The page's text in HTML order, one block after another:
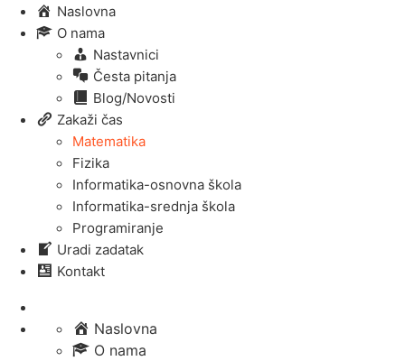
Naslovna
O nama
Nastavnici
Česta pitanja
Blog/Novosti
Zakaži čas
Matematika
Fizika
Informatika-osnovna škola
Informatika-srednja škola
Programiranje
Uradi zadatak
Kontakt
Naslovna
O nama